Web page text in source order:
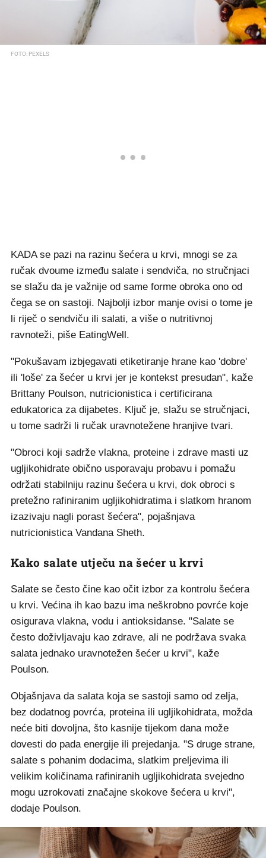
FOTO: PEXELS
KADA se pazi na razinu šećera u krvi, mnogi se za
ručak dvoume između salate i sendviča, no stručnjaci
se slažu da je važnije od same forme obroka ono od
čega se on sastoji. Najbolji izbor manje ovisi o tome je
li riječ o sendviču ili salati, a više o nutritivnoj
ravnoteži, piše EatingWell.
"Pokušavam izbjegavati etiketiranje hrane kao 'dobre'
ili 'loše' za šećer u krvi jer je kontekst presudan", kaže
Brittany Poulson, nutricionistica i certificirana
edukatorica za dijabetes. Ključ je, slažu se stručnjaci,
u tome sadrži li ručak uravnotežene hranjive tvari.
"Obroci koji sadrže vlakna, proteine i zdrave masti uz
ugljikohidrate obično usporavaju probavu i pomažu
održati stabilniju razinu šećera u krvi, dok obroci s
pretežno rafiniranim ugljikohidratima i slatkom hranom
izazivaju nagli porast šećera", pojašnjava
nutricionistica Vandana Sheth.
Kako salate utječu na šećer u krvi
Salate se često čine kao očit izbor za kontrolu šećera
u krvi. Većina ih kao bazu ima neškrobno povrće koje
osigurava vlakna, vodu i antioksidanse. "Salate se
često doživljavaju kao zdrave, ali ne podržava svaka
salata jednako uravnotežen šećer u krvi", kaže
Poulson.
Objašnjava da salata koja se sastoji samo od zelja,
bez dodatnog povrća, proteina ili ugljikohidrata, možda
neće biti dovoljna, što kasnije tijekom dana može
dovesti do pada energije ili prejedanja. "S druge strane,
salate s pohanim dodacima, slatkim preljevima ili
velikim količinama rafiniranih ugljikohidrata svejedno
mogu uzrokovati značajne skokove šećera u krvi",
dodaje Poulson.